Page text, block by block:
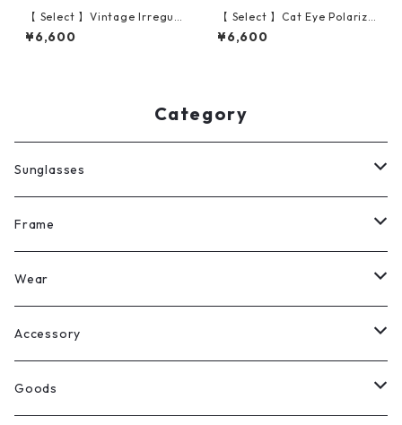
【 Select 】Vintage Irregula
r Cat Eye Sunglasses (Brow
n/Lt Green)
¥6,600
【 Select 】Cat Eye Polarize
d Wide Lens Sunglasses (Bl
ack grey)
¥6,600
Category
Sunglasses
All
Legit Eyewear
Select
Frame
ボストン
ウェリントン
スクエア
Wear
All
Tee
Accessory
Ring
Goods